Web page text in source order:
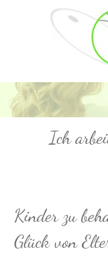
Ich
Kinder zu
Glück von